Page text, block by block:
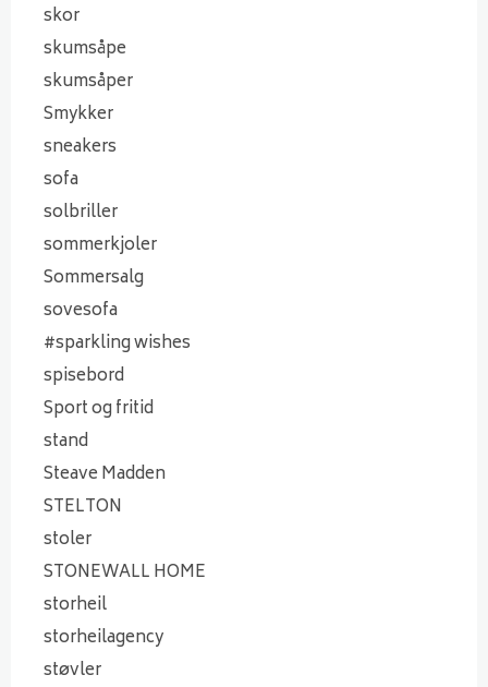
skor
skumsåpe
skumsåper
Smykker
sneakers
sofa
solbriller
sommerkjoler
Sommersalg
sovesofa
#sparkling wishes
spisebord
Sport og fritid
stand
Steave Madden
STELTON
stoler
STONEWALL HOME
storheil
storheilagency
støvler